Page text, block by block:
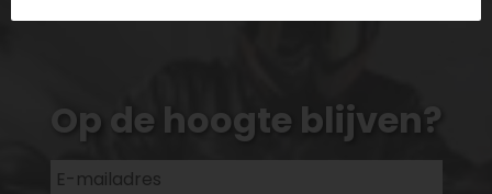
Op de hoogte blijven?